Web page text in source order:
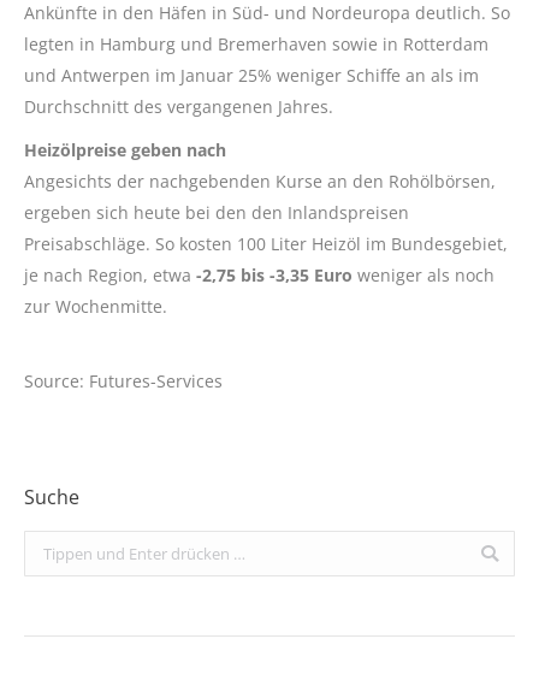
Ankünfte in den Häfen in Süd- und Nordeuropa deutlich. So
legten in Hamburg und Bremerhaven sowie in Rotterdam
und Antwerpen im Januar 25% weniger Schiffe an als im
Durchschnitt des vergangenen Jahres.
Heizölpreise geben nach
Angesichts der nachgebenden Kurse an den Rohölbörsen,
ergeben sich heute bei den den Inlandspreisen
Preisabschläge. So kosten 100 Liter Heizöl im Bundesgebiet,
je nach Region, etwa -2,75 bis -3,35 Euro weniger als noch
zur Wochenmitte.
Source: Futures-Services
Suche
Search: